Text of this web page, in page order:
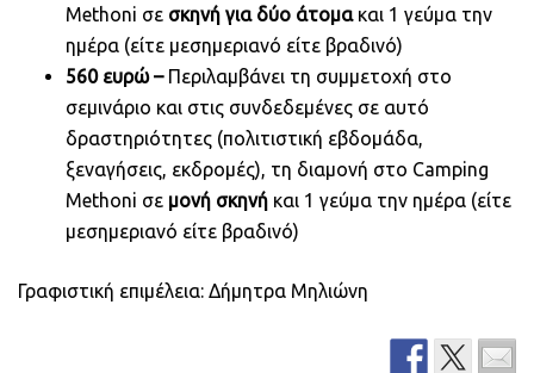
Methoni σε σκηνή για δύο άτομακαι 1 γεύμα την
ημέρα (είτε μεσημεριανό είτε βραδινό)
560 ευρώ – Περιλαμβάνει τη συμμετοχή στο
σεμινάριο και στις συνδεδεμένες σε αυτό
δραστηριότητες (πολιτιστική εβδομάδα,
ξεναγήσεις, εκδρομές), τη διαμονή στο Camping
Methoni σε μονή σκηνή και 1 γεύμα την ημέρα (είτε
μεσημεριανό είτε βραδινό)
Γραφιστική επιμέλεια: Δήμητρα Μηλιώνη